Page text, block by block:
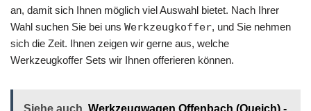
an, damit sich Ihnen möglich viel Auswahl bietet. Nach Ihrer
Wahl suchen Sie bei uns Werkzeugkoffer, und Sie nehmen
sich die Zeit. Ihnen zeigen wir gerne aus, welche
Werkzeugkoffer Sets wir Ihnen offerieren können.
Siehe auch Werkzeugwagen Offenbach (Queich) -